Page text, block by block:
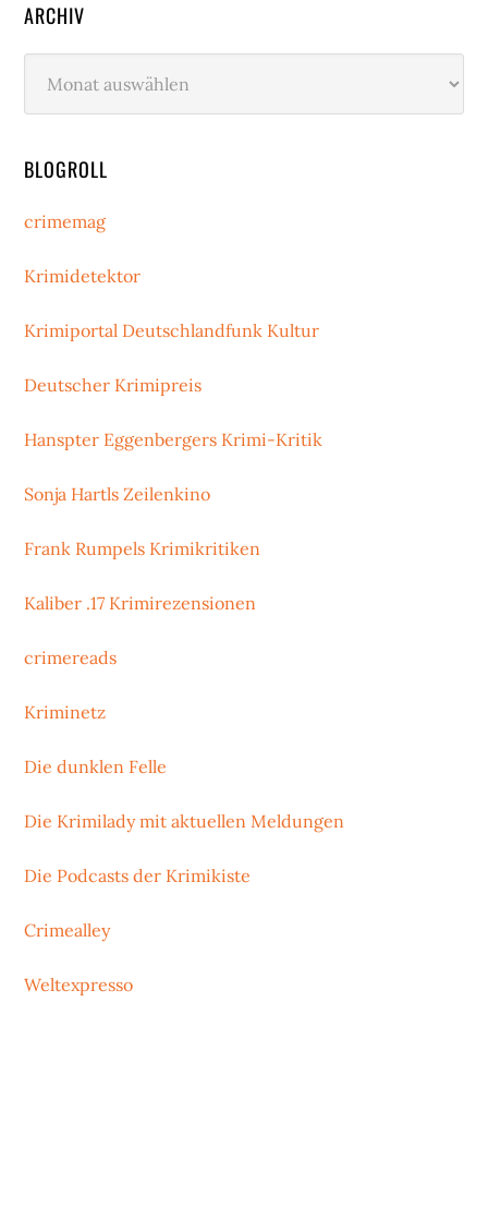
ARCHIV
BLOGROLL
crimemag
Krimidetektor
Krimiportal Deutschlandfunk Kultur
Deutscher Krimipreis
Hanspter Eggenbergers Krimi-Kritik
Sonja Hartls Zeilenkino
Frank Rumpels Krimikritiken
Kaliber .17 Krimirezensionen
crimereads
Kriminetz
Die dunklen Felle
Die Krimilady mit aktuellen Meldungen
Die Podcasts der Krimikiste
Crimealley
Weltexpresso